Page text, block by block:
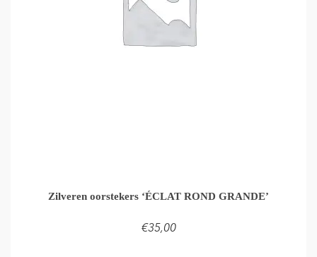
Zilveren oorstekers ‘ÉCLAT ROND GRANDE’
€35,00